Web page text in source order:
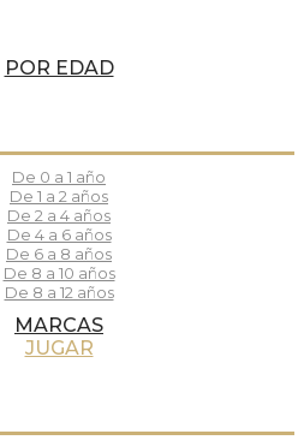
POR EDAD
De 0 a 1 año
De 1 a 2 años
De 2 a 4 años
De 4 a 6 años
De 6 a 8 años
De 8 a 10 años
De 8 a 12 años
MARCAS
JUGAR